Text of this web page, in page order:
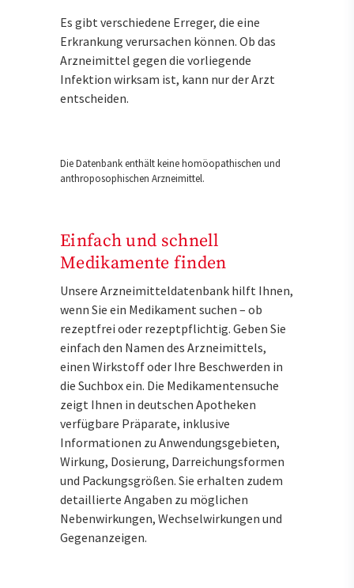
Es gibt verschiedene Erreger, die eine
Erkrankung verursachen können. Ob das
Arzneimittel gegen die vorliegende
Infektion wirksam ist, kann nur der Arzt
entscheiden.
Die Datenbank enthält keine homöopathischen und
anthroposophischen Arzneimittel.
Einfach und schnell
Medikamente finden
Unsere Arzneimitteldatenbank hilft Ihnen,
wenn Sie ein Medikament suchen – ob
rezeptfrei oder rezeptpflichtig. Geben Sie
einfach den Namen des Arzneimittels,
einen Wirkstoff oder Ihre Beschwerden in
die Suchbox ein. Die Medikamentensuche
zeigt Ihnen in deutschen Apotheken
verfügbare Präparate, inklusive
Informationen zu Anwendungsgebieten,
Wirkung, Dosierung, Darreichungsformen
und Packungsgrößen. Sie erhalten zudem
detaillierte Angaben zu möglichen
Nebenwirkungen, Wechselwirkungen und
Gegenanzeigen.